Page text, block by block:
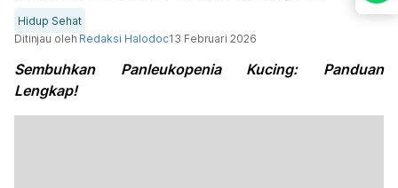
Hidup Sehat
Ditinjau oleh Redaksi Halodoc13 Februari 2026
Sembuhkan Panleukopenia Kucing: Panduan
Lengkap!